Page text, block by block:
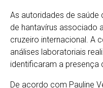
As autoridades de
de hantavírus associado
cruzeiro internacional. A
análises laboratoriais
identificaram a presença
De acordo com Pauline